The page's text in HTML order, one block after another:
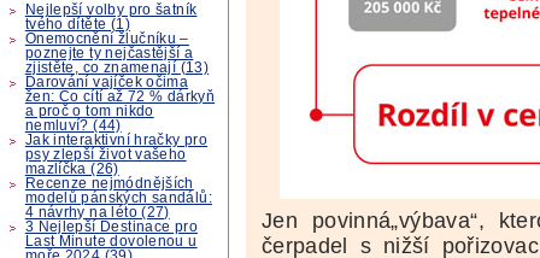
Nejlepší volby pro šatník
tvého dítěte (1)
Onemocnění žlučníku –
poznejte ty nejčastější a
zjistěte, co znamenají (13)
Darování vajíček očima
žen: Co cítí až 72 % dárkyň
a proč o tom nikdo
nemluví? (44)
Jak interaktivní hračky pro
psy zlepší život vašeho
mazlíčka (26)
Recenze nejmódnějších
modelů pánských sandálů:
4 návrhy na léto (27)
3 Nejlepší Destinace pro
Last Minute dovolenou u
Jen povinná„výbava“,
čerpadel s nižší